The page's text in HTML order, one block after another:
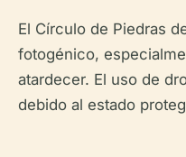
El Círculo de Piedras
fotogénico,
atardecer. El uso de
debido al estado